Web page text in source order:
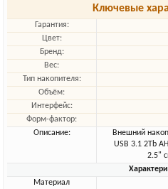
Ключевые
Гарантия:
Цвет:
Бренд:
Вес:
Тип накопителя:
Объём:
Интерфейс:
Форм-фактор:
Описание:
Внешний
USB 3.1 2Tb
2.5"
Материал